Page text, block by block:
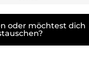
oder möchtest dich